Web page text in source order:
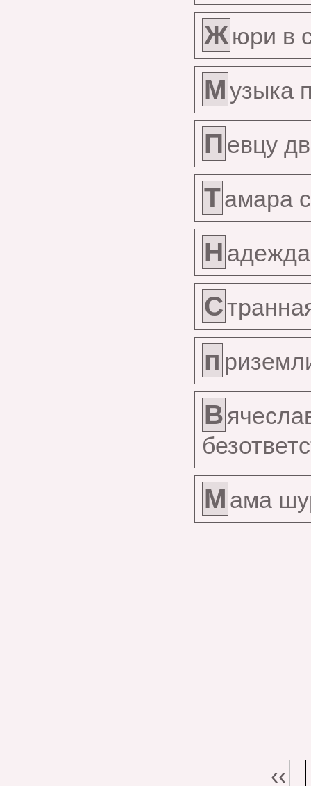
Жюри в
Музыка
П евцу
Тамара
Н
С
п
В
М ама
‹‹